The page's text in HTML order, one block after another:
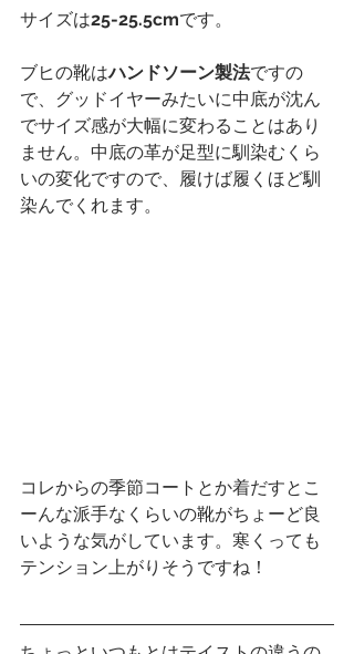
サイズは25-25.5cmです。
ブヒの靴はハンドソーン製法ですの
で、グッドイヤーみたいに中底が沈ん
でサイズ感が大幅に変わることはあり
ません。中底の革が足型に馴染むくら
いの変化ですので、履けば履くほど馴
染んでくれます。
コレからの季節コートとか着だすとこ
ーんな派手なくらいの靴がちょーど良
いような気がしています。寒くっても
テンション上がりそうですね！